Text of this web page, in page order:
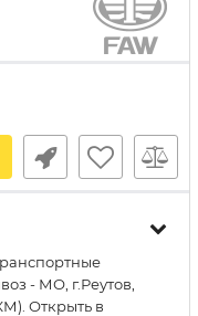
- МО, г.Реутов,
Открыть в